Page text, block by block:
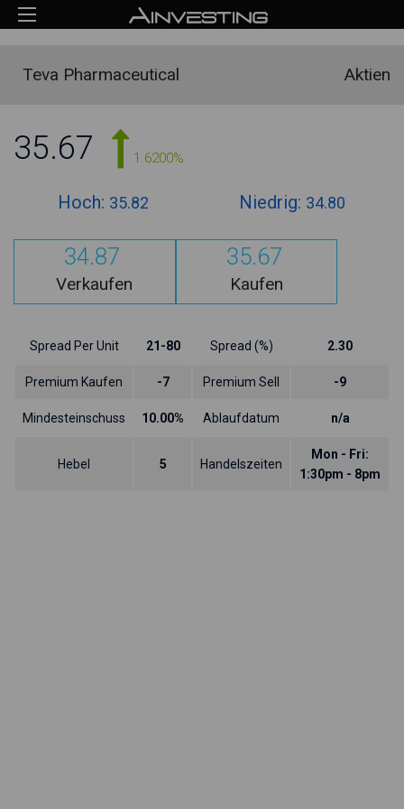
Teva Pharmaceutical Aktien
35.67 1.6200%
Hoch: 35.82 Niedrig: 34.80
34.87
Verkaufen
35.67
Kaufen
Spread Per Unit 21-80 Spread (%) 2.30
Premium Kaufen -7 Premium Sell -9
Mindesteinschuss 10.00% Ablaufdatum n/a
Hebel 5 Handelszeiten
Mon - Fri:
1:30pm - 8pm